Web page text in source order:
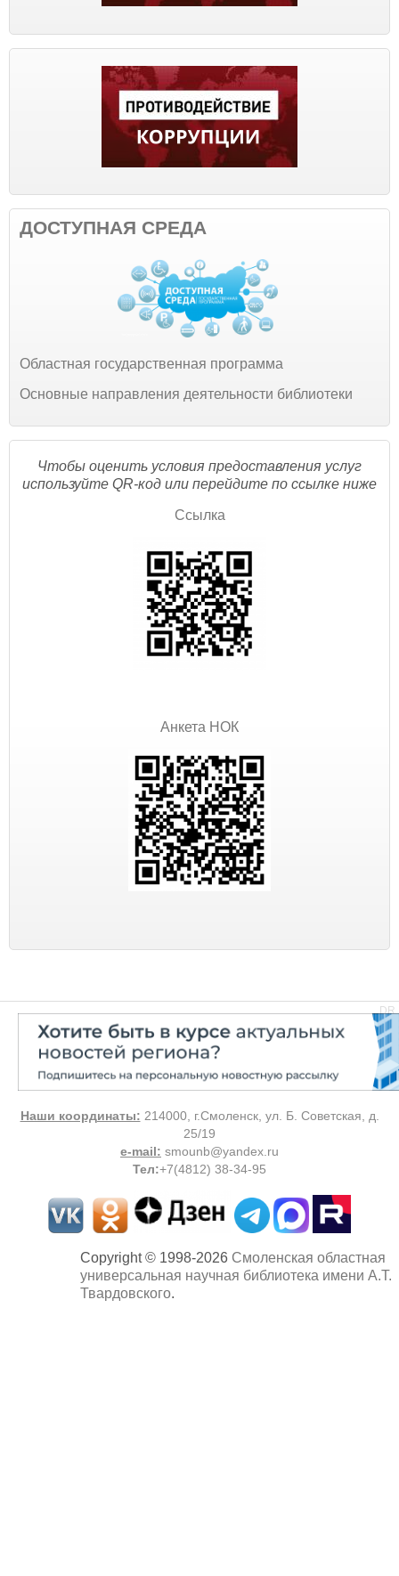
ДОСТУПНАЯ СРЕДА
Областная государственная программа
Основные направления деятельности библиотеки
Чтобы оценить условия предоставления услуг
используйте QR-код или перейдите по ссылке ниже
Ссылка
Анкета НОК
DR
Наши координаты: 214000, г.Смоленск, ул. Б. Советская, д.
25/19
e-mail: smounb@yandex.ru
Тел:+7(4812) 38-34-95
Copyright © 1998-2026 Смоленская областная
универсальная научная библиотека имени А.Т.
Твардовского.